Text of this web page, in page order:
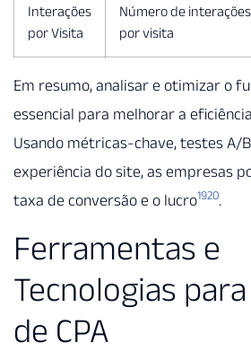
Interações
por Visita
Número de interações
por visita
Em resumo, analisar e otimizar o
essencial para melhorar a
Usando métricas-chave, testes A/
experiência do site, as empresas
taxa de conversão e o lucro1920.
Ferramentas e
Tecnologias
de CPA